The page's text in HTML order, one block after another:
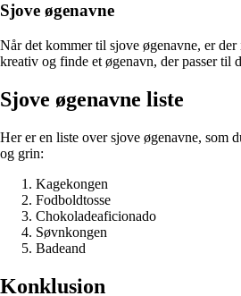
Sjove øgenavne
Når det kommer til sjove øgenavne, er
kreativ og finde et øgenavn, der passer til
Sjove øgenavne liste
Her er en liste over sjove øgenavne, som
og grin:
Kagekongen
Fodboldtosse
Chokoladeaficionado
Søvnkongen
Badeand
Konklusion